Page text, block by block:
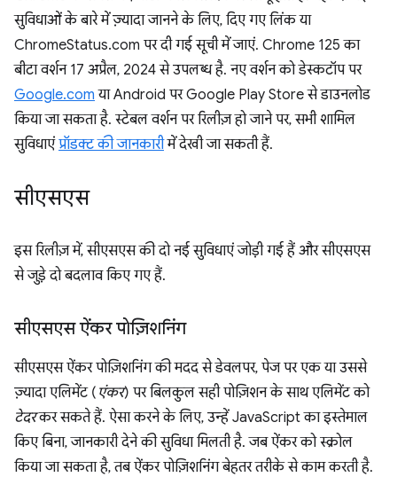
सुविधाओं के बारे में ज़्यादा जानने के लिए, दिए गए लिंक या
ChromeStatus.com पर दी गई सूची में जाएं. Chrome 125 का
बीटा वर्शन 17 अप्रैल, 2024 से उपलब्ध है. नए वर्शन को डेस्कटॉप पर
Google.com या Android पर Google Play Store से डाउनलोड
किया जा सकता है. स्टेबल वर्शन पर रिलीज़ हो जाने पर, सभी शामिल
सुविधाएंप्रॉडक्ट की जानकारीमें देखी जा सकती हैं.
सीएसएस
इस रिलीज़ में, सीएसएस की दो नई सुविधाएं जोड़ी गई हैं और सीएसएस
से जुड़े दो बदलाव किए गए हैं.
सीएसएस ऐंकर पोज़िशनिंग
सीएसएस ऐंकर पोज़िशनिंग की मदद से डेवलपर, पेज पर एक या उससे
ज़्यादा एलिमेंट ( एंकर) पर बिलकुल सही पोज़िशन के साथ एलिमेंट को
टेदरकर सकते हैं. ऐसा करने के लिए, उन्हें JavaScript का इस्तेमाल
किए बिना, जानकारी देने की सुविधा मिलती है. जब ऐंकर को स्क्रोल
किया जा सकता है, तब ऐंकर पोज़िशनिंग बेहतर तरीके से काम करती है.